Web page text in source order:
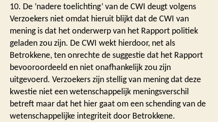
10. De ‘nadere toelichting’ van de CWI deugt volgens
Verzoekers niet omdat hieruit blijkt dat de CWI van
mening is dat het onderwerp van het Rapport politiek
geladen zou zijn. De CWI wekt hierdoor, net als
Betrokkene, ten onrechte de suggestie dat het Rapport
bevooroordeeld en niet onafhankelijk zou zijn
uitgevoerd. Verzoekers zijn stellig van mening dat deze
kwestie niet een wetenschappelijk meningsverschil
betreft maar dat het hier gaat om een schending van de
wetenschappelijke integriteit door Betrokkene.